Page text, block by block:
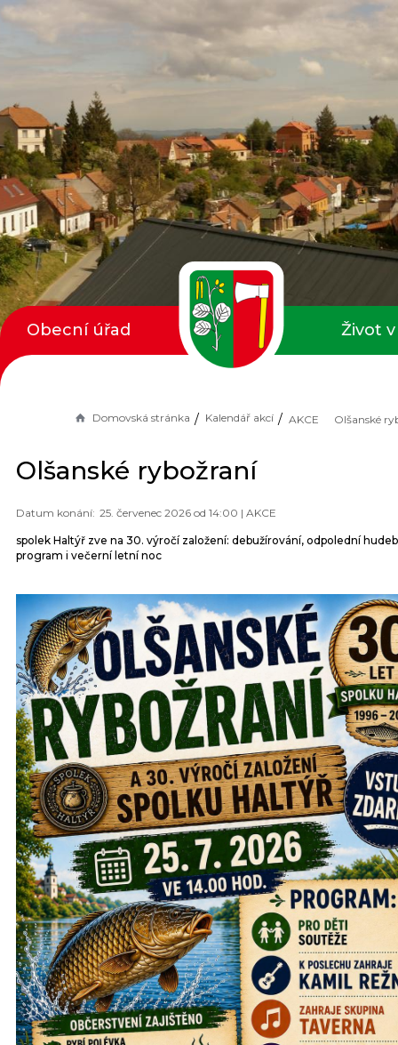
Domovská stránka Kalendář akcí AKCE Olšanské
Olšanské rybožraní
25. červenec 2026 od 14:00 | AKCE
spolek Haltýř zve na 30. výročí založení: debužírování, odpolední
program i večerní letní noc
Obecní úřad Život